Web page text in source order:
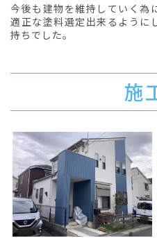
今後も建物を維持していく為
適正な塗料選定出来るように
持ちでした。
施